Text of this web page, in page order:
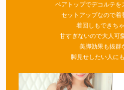
ベアトップでデコルテを
セットアップなので着
着回しもできち
甘すぎないので大人可
美脚効果も抜群
脚見せしたい人に